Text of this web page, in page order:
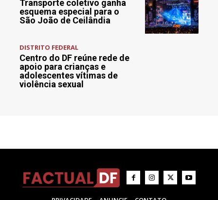
Transporte coletivo ganha
esquema especial para o
São João de Ceilândia
DISTRITO FEDERAL
Centro do DF reúne rede de
apoio para crianças e
adolescentes vítimas de
violência sexual